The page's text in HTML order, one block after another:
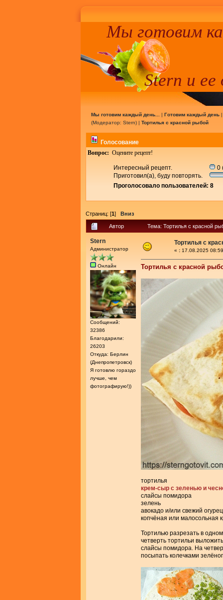
Мы готовим
Stern и ее
Мы готовим каждый день... | Готовим каждый день
(Модератор: Stern) | Тортилья с красной рыбой
Голосование
Вопрос: Оцените рецепт!
Интересный рецепт.
0
Приготовил(а), буду повторять.
Проголосовало пользователей: 8
Страниц: [1] Вниз
Автор Тема: Тортилья с красной
Stern
Администратор
Онлайн
Сообщений:
32386
Благодарили:
26203
Откуда: Берлин
(Днепропетровск)
Я готовлю гораздо
лучше, чем
фотографирую!))
Тортилья с
« : 17.08.2025
Тортилья с красной
тортилья
крем-сыр с зеленью и
слайсы помидора
зелень
авокадо и/или свежий огурец
копчёная или малосольная
Тортилью разрезать в
четверть тортильи
слайсы помидора. На
посыпать колечками